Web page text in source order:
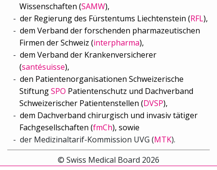
Wissenschaften (SAMW),
der Regierung des Fürstentums Liechtenstein (RFL),
dem Verband der forschenden pharmazeutischen
Firmen der Schweiz (interpharma),
dem Verband der Krankenversicherer
(santésuisse),
den Patientenorganisationen Schweizerische
StiftungSPO Patientenschutz und Dachverband
Schweizerischer Patientenstellen (DVSP),
dem Dachverband chirurgisch und invasiv tätiger
Fachgesellschaften (fmCh), sowie
der Medizinaltarif-Kommission UVG (MTK).
© Swiss Medical Board 2026